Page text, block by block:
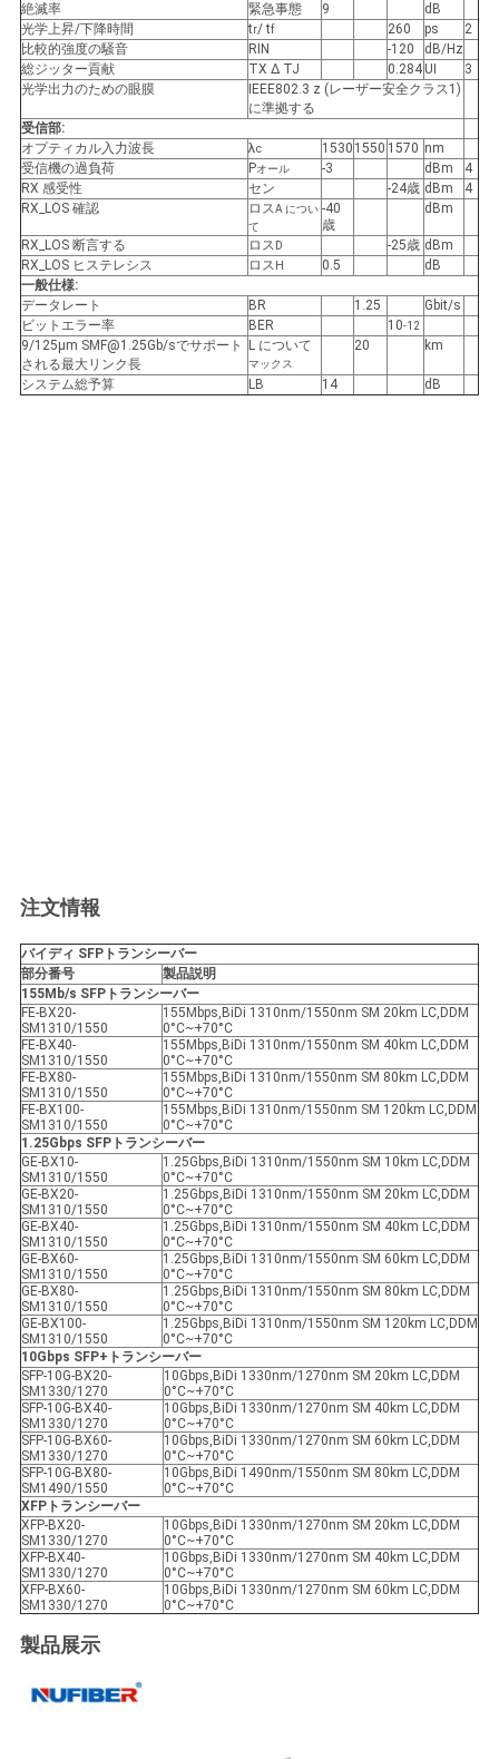
地
図
プ
ラ
イ
バ
シ
ー
絶滅率
緊急事態 9
dB
光学上昇/下降時間
tr/ tf 260 ps
2
比較的強度の騒音
RIN -120
dB/Hz
総ジッター貢献
TX Δ TJ 0.284 UI
3
光学出力のための眼膜
IEEE802.3 z (レーザー安全クラス1)
に準拠する
受信部:
オプティカル入力波長
λc 1530 1550 1570 nm
受信機の過負荷
Pオール -3 dBm
4
RX 感受性
セン -24歳 dBm
4
RX_LOS 確認
ロスA につい
て
-40
歳
dBm
RX_LOS 断言する ロス D -25歳 dBm
RX_LOS ヒステレシス
ロス H 0.5
dB
一般仕様:
データレート
BR 1.25
Gbit/s
ビットエラー率
BER 10-12
9/125μm SMF@1.25Gb/sでサポート
される最大リンク長
L について
マックス
20 km
システム総予算 LB 14 dB
注文情報
バイディ SFPトランシーバー
部分番号
製品説明
155Mb/s SFPトランシーバー
FE-BX20-
SM1310/1550
155Mbps,BiDi 1310nm/1550nm SM 20km LC,DDM
0°C~+70°C
FE-BX40-
SM1310/1550
155Mbps,BiDi 1310nm/1550nm SM 40km LC,DDM
0°C~+70°C
FE-BX80-
SM1310/1550
155Mbps,BiDi 1310nm/1550nm SM 80km LC,DDM
0°C~+70°C
FE-BX100-
SM1310/1550
155Mbps,BiDi 1310nm/1550nm SM 120km LC,DDM
0°C~+70°C
1.25Gbps SFPトランシーバー
GE-BX10-
SM1310/1550
1.25Gbps,BiDi 1310nm/1550nm SM 10km LC,DDM
0°C~+70°C
GE-BX20-
SM1310/1550
1.25Gbps,BiDi 1310nm/1550nm SM 20km LC,DDM
0°C~+70°C
GE-BX40-
SM1310/1550
1.25Gbps,BiDi 1310nm/1550nm SM 40km LC,DDM
0°C~+70°C
GE-BX60-
SM1310/1550
1.25Gbps,BiDi 1310nm/1550nm SM 60km LC,DDM
0°C~+70°C
GE-BX80-
SM1310/1550
1.25Gbps,BiDi 1310nm/1550nm SM 80km LC,DDM
0°C~+70°C
GE-BX100-
SM1310/1550
1.25Gbps,BiDi 1310nm/1550nm SM 120km LC,DDM
0°C~+70°C
10Gbps SFP+ トランシーバー
SFP-10G-BX20-
SM1330/1270
10Gbps,BiDi 1330nm/1270nm SM 20km LC,DDM
0°C~+70°C
SFP-10G-BX40-
SM1330/1270
10Gbps,BiDi 1330nm/1270nm SM 40km LC,DDM
0°C~+70°C
SFP-10G-BX60-
SM1330/1270
10Gbps,BiDi 1330nm/1270nm SM 60km LC,DDM
0°C~+70°C
SFP-10G-BX80-
SM1490/1550
10Gbps,BiDi 1490nm/1550nm SM 80km LC,DDM
0°C~+70°C
XFPトランシーバー
XFP-BX20-
SM1330/1270
10Gbps,BiDi 1330nm/1270nm SM 20km LC,DDM
0°C~+70°C
XFP-BX40-
SM1330/1270
10Gbps,BiDi 1330nm/1270nm SM 40km LC,DDM
0°C~+70°C
XFP-BX60-
SM1330/1270
10Gbps,BiDi 1330nm/1270nm SM 60km LC,DDM
0°C~+70°C
製品展示